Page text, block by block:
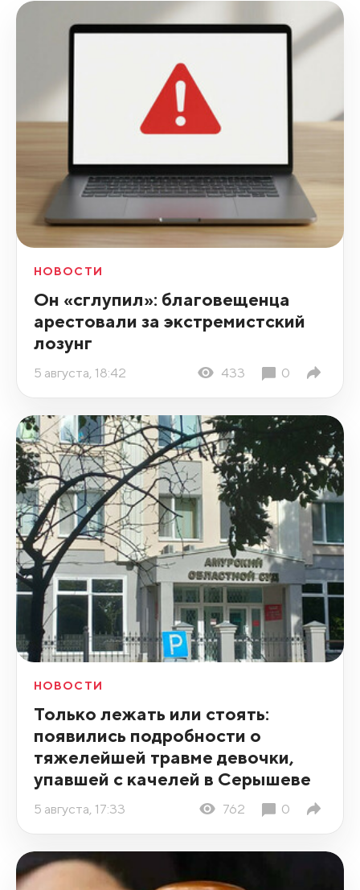
НОВОСТИ
Он «сглупил»: благовещенца
арестовали за экстремистский
лозунг
5 августа, 18:42 433 0
НОВОСТИ
Только лежать или стоять:
появились подробности о
тяжелейшей травме девочки,
упавшей с качелей в Серышеве
5 августа, 17:33 762 0